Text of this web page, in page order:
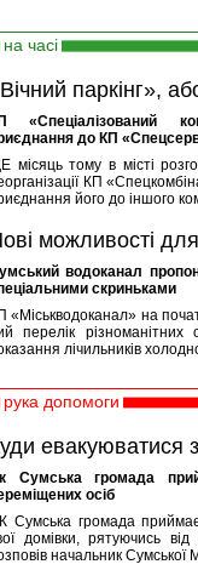
на часі
паркінг»,
«Спеціалізований
до КП
місяць тому в місті
КП
його до іншого
можливості
водоканал
скриньками
«Міськводоканал» на
перелік
лічильників
рука допомоги
евакуюватися
Сумська громада
осіб
Сумська громада
домівки, рятуючись
начальник